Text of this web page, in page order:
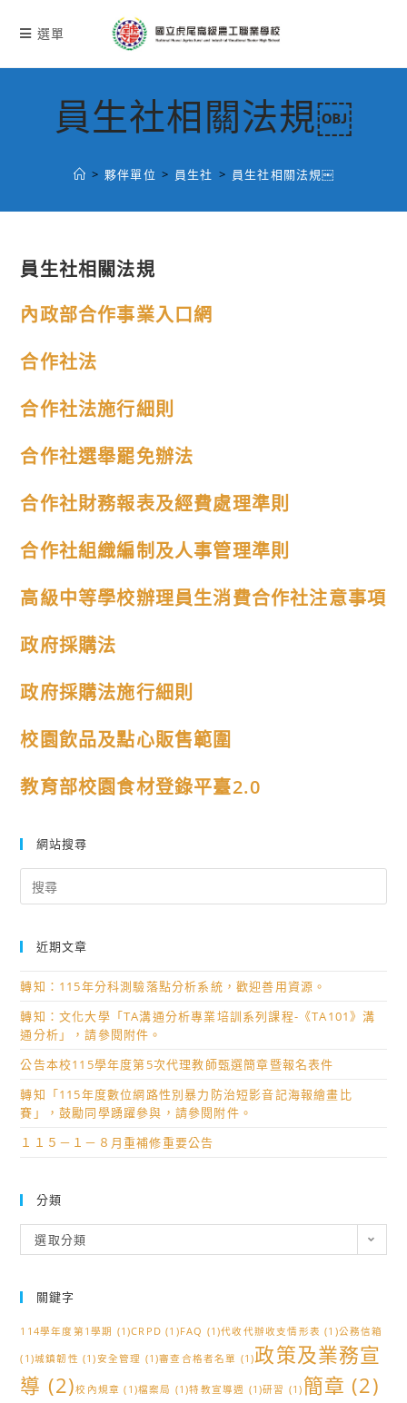
選單
員生社相關法規￼
> 夥伴單位 > 員生社 > 員生社相關法規￼
員生社相關法規
內政部合作事業入口網
合作社法
合作社法施行細則
合作社選舉罷免辦法
合作社財務報表及經費處理準則
合作社組織編制及人事管理準則
高級中等學校辦理員生消費合作社注意事項
政府採購法
政府採購法施行細則
校園飲品及點心販售範圍
教育部校園食材登錄平臺2.0
網站搜尋
for:
近期文章
轉知：115年分科測驗落點分析系統，歡迎善用資源。
轉知：文化大學「TA溝通分析專業培訓系列課程-《TA101》溝
通分析」，請參閱附件。
公告本校115學年度第5次代理教師甄選簡章暨報名表件
轉知「115年度數位網路性別暴力防治短影音記海報繪畫比
賽」，鼓勵同學踴躍參與，請參閱附件。
１１５－１－８月重補修重要公告
分類
類
選取分類
關鍵字
114學年度第1學期 (1)CRPD (1)FAQ (1)代收代辦收支情形表 (1)公務信箱
(1)城鎮韌性 (1)安全管理 (1)審查合格者名單 (1)政策及業務宣
導 (2)校內規章 (1)檔案局 (1)特教宣導週 (1)研習 (1) 簡章 (2)